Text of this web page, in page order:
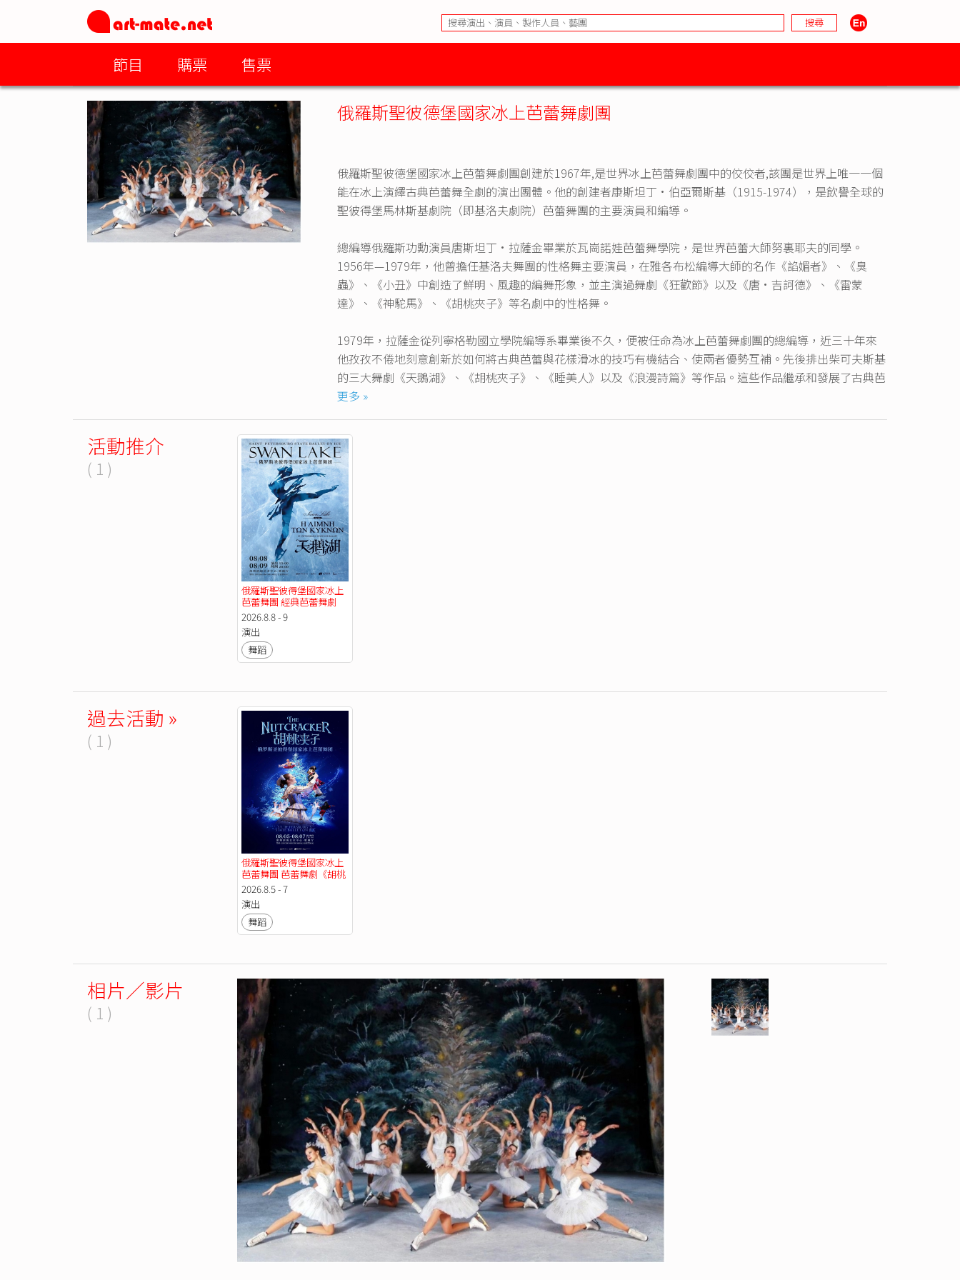
節目 購票 售票
俄羅斯聖彼德堡國家冰上芭蕾舞劇團
俄羅斯聖彼德堡國家冰上芭蕾舞劇團創建於1967年,是世界冰上芭蕾舞劇團中的佼佼者,該團是世界上唯一一個
能在冰上演繹古典芭蕾舞全劇的演出團體。他的創建者康斯坦丁•伯亞爾斯基（1915-1974），是飲譽全球的
聖彼得堡馬林斯基劇院（即基洛夫劇院）芭蕾舞團的主要演員和編導。
總編導俄羅斯功勳演員唐斯坦丁•拉薩金畢業於瓦崗諾娃芭蕾舞學院，是世界芭蕾大師努裏耶夫的同學。
1956年—1979年，他曾擔任基洛夫舞團的性格舞主要演員，在雅各布松編導大師的名作《諂媚者》、《臭
蟲》、《小丑》中創造了鮮明、風趣的編舞形象，並主演過舞劇《狂歡節》以及《唐•吉訶德》、《雷蒙
達》、《神駝馬》、《胡桃夾子》等名劇中的性格舞。
1979年，拉薩金從列寧格勒國立學院編導系畢業後不久，便被任命為冰上芭蕾舞劇團的總編導，近三十年來
他孜孜不倦地刻意創新於如何將古典芭蕾與花樣滑冰的技巧有機結合、使兩者優勢互補。先後排出柴可夫斯基
的三大舞劇《天鵝湖》、《胡桃夾子》、《睡美人》以及《浪漫詩篇》等作品。這些作品繼承和發展了古典芭
蕾俄羅斯學派的優秀傳統，同時又體現出花樣滑冰動作的流暢、高雅和優美，給觀眾帶來更高的審美享受。
此次訪華演出該團帶來了四十餘名冰上芭蕾明星，其中有不少是體育健將、全俄羅斯和國際花樣滑冰比賽的大
獎獲得者。從第一次公演《水晶宮》的三十年來，聖彼得堡國家冰上芭蕾舞劇團已演出5000餘場，足跡遍及
前蘇聯各大城市，波蘭、芬蘭、瑞典、比利時、希臘、英國、美國、韓國等國，1995――1996年還在美國和加拿
大各地進行巡迴演出達半年之久。
更多 »
活動推介
( 1 )
俄羅斯聖彼得堡國家冰上
芭蕾舞團 經典芭蕾舞劇
《天鵝湖》【7折優惠】
2026.8.8 - 9
演出
舞蹈
過去活動 »
( 1 )
俄羅斯聖彼得堡國家冰上
芭蕾舞團 芭蕾舞劇《胡桃
夾子》【7折優惠】
2026.8.5 - 7
演出
舞蹈
相片／影片
( 1 )